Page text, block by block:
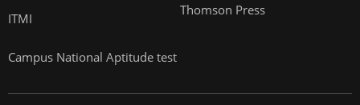
ITMI
Campus National Aptitude test
Thomson Press